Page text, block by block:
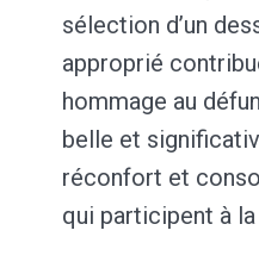
sélection d’un
approprié
hommage au
belle et
réconfort et
qui participent à